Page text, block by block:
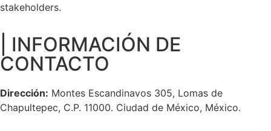
stakeholders.
| INFORMACIÓN DE
CONTACTO
Dirección: Montes Escandinavos 305, Lomas de
Chapultepec, C.P. 11000. Ciudad de México, México.